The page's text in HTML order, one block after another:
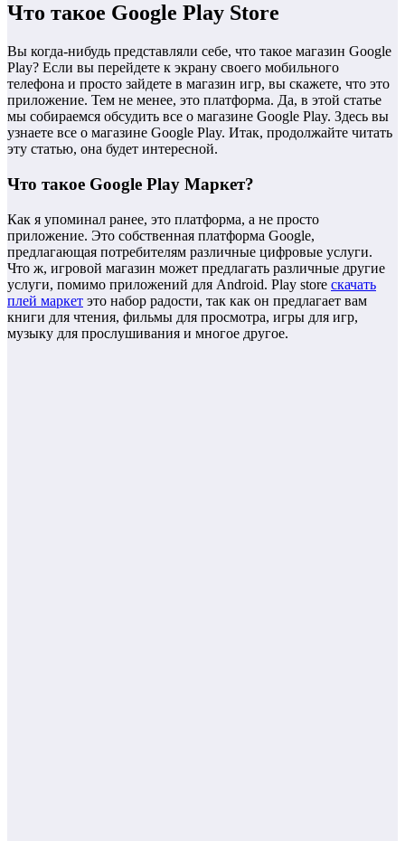
Что такое Google Play Store
Вы когда-нибудь представляли себе, что такое магазин Google
Play? Если вы перейдете к экрану своего мобильного
телефона и просто зайдете в магазин игр, вы скажете, что это
приложение. Тем не менее, это платформа. Да, в этой статье
мы собираемся обсудить все о магазине Google Play. Здесь вы
узнаете все о магазине Google Play. Итак, продолжайте читать
эту статью, она будет интересной.
Что такое Google Play Маркет?
Как я упоминал ранее, это платформа, а не просто
приложение. Это собственная платформа Google,
предлагающая потребителям различные цифровые услуги.
Что ж, игровой магазин может предлагать различные другие
услуги, помимо приложений для Android. Play store скачать
плей маркет это набор радости, так как он предлагает вам
книги для чтения, фильмы для просмотра, игры для игр,
музыку для прослушивания и многое другое.